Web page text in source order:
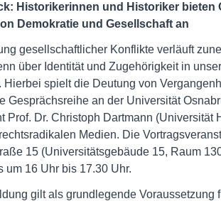
Historikerinnen und Historiker bieten
Demokratie und Gesellschaft an
gesellschaftlicher Konflikte verläuft
über Identität und Zugehörigkeit in
Hierbei spielt die Deutung von
Gesprächsreihe an der Universität
Prof. Dr. Christoph Dartmann
Medien. Die
15 (Universitätsgebäude 15, Raum
um 16 Uhr bis 17.30 Uhr.
gilt als grundlegende